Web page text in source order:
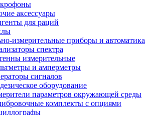
аксессуары
для раций
измерительные приборы и автоматика
спектра
измерительные
и амперметры
сигналов
оборудование
параметров окружающей среды
комплекты с опциями